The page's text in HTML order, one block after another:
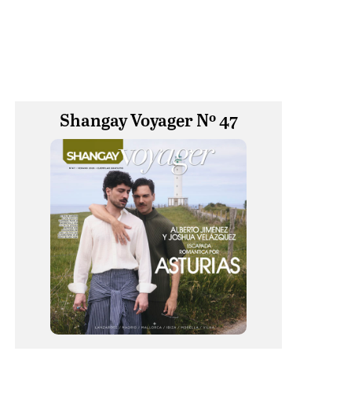
Shangay Voyager Nº 47